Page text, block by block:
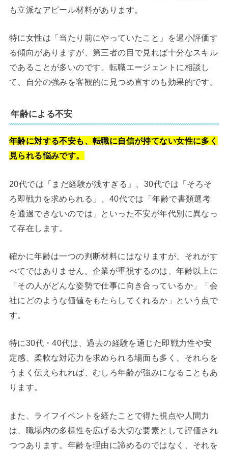
も立派なアピール材料があります。
特に女性は「当たり前にやっていたこと」を過小評価す
る傾向がありますが、第三者の目で見れば十分なスキル
であることが多いのです。転職エージェントに相談し
て、自分の強みを客観的に見つめ直すのも効果的です。
年齢による不安
年齢に対する不安も、転職に自信が持てない女性に多く
見られる悩みです。
20代では「まだ経験が浅すぎる」、30代では「そろそ
ろ即戦力を求められる」、40代では「年齢で書類選考
を通過できないのでは」といった不安が年代別に異なっ
て存在します。
確かに年齢は一つの判断材料にはなりますが、それがす
べてではありません。企業が重視するのは、年齢以上に
「その人がどんな姿勢で仕事に向き合っているか」「会
社にどのような価値をもたらしてくれるか」という点で
す。
特に30代・40代は、過去の経験を通じた即戦力性や安
定感、柔軟な対応力を求められる場面も多く、それらを
うまく伝えられれば、むしろ年齢が強みになることもあ
ります。
また、ライフイベントを経たことで得た視点や人間力
は、職場内の多様性を広げる大切な要素として評価され
つつあります。年齢を理由に諦めるのではなく、それを